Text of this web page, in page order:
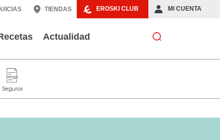
EROSKI CLUB MI CUENTA
TIENDAS
Actualidad